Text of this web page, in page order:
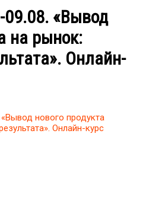
09.08. «Вывод
на рынок:
Онлайн-
нового продукта
Онлайн-курс